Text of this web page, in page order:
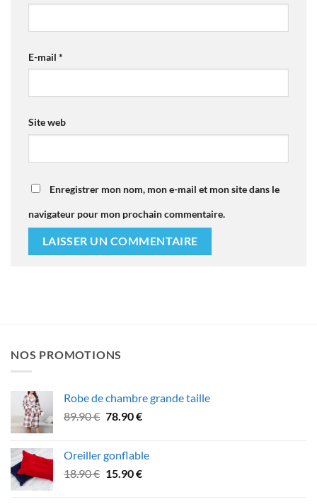
E-mail *
Site web
Enregistrer mon nom, mon e-mail et mon site dans le
navigateur pour mon prochain commentaire.
NOS PROMOTIONS
Robe de chambre grande taille
89.90€ Le
était :
89.90 €.
78.90€Le
est :
78.90 €.
Oreiller gonflable
18.90€ Le
15.90€Le